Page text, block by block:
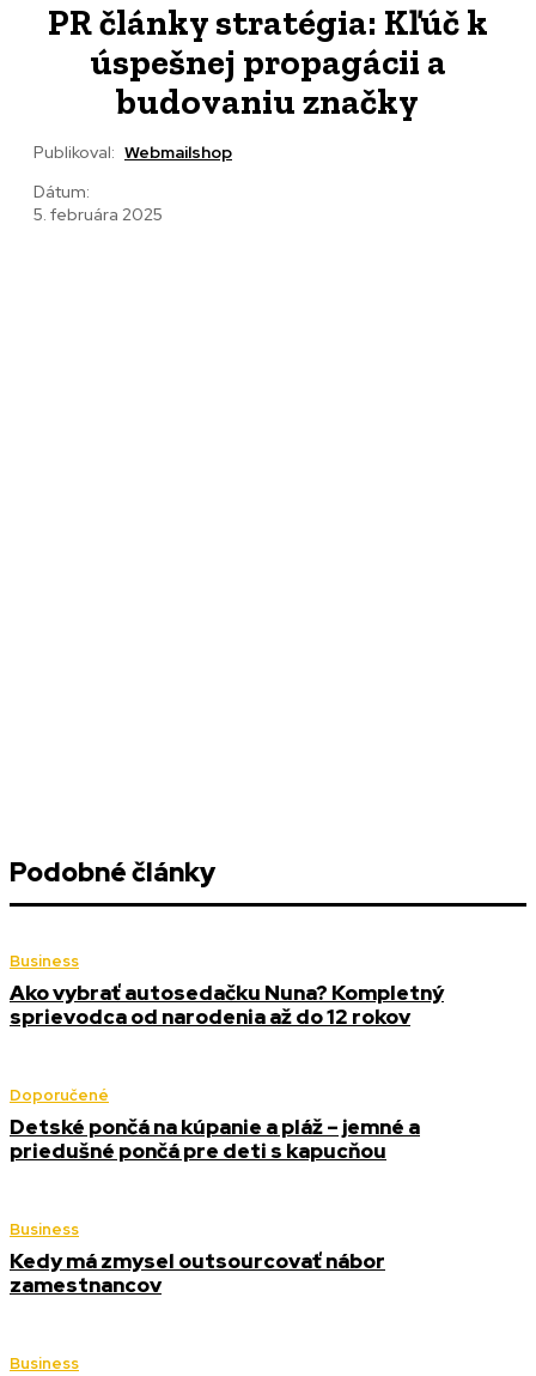
PR články stratégia: Kľúč k
úspešnej propagácii a
budovaniu značky
Publikoval: Webmailshop
Dátum:
5. februára 2025
Podobné články
Business
Ako vybrať autosedačku Nuna? Kompletný
sprievodca od narodenia až do 12 rokov
Doporučené
Detské pončá na kúpanie a pláž – jemné a
priedušné pončá pre deti s kapucňou
Business
Kedy má zmysel outsourcovať nábor
zamestnancov
Business